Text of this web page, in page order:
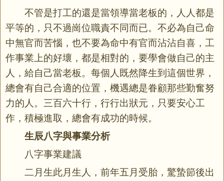
不管是打工的還是當領導當老板的，人人都是
平等的，只不過崗位職責不同而已。不必為自己命
中無官而苦惱，也不要為命中有官而沾沾自喜，工
作事業上的好壞，都是相對的，要學會做自己的主
人，給自己當老板。每個人既然降生到這個世界，
總會有自己合適的位置，機遇總是眷顧那些勤奮努
力的人。三百六十行，行行出狀元，只要安心工
作，積極進取，總會有成功的時候。
生辰八字與事業分析
八字事業建議
二月生此月生人，前年五月受胎，驚蟄節後出